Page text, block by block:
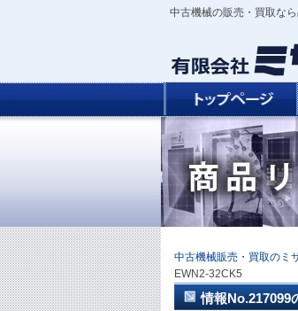
中古機械の販売・買取な
中古機械販売・買取のミ
EWN2-32CK5
情報No.217099